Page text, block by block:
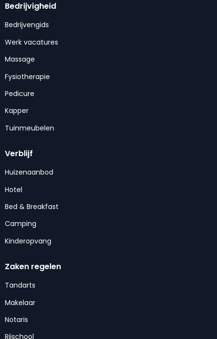
Bedrijvigheid
Bedrijvengids
Werk vacatures
Massage
Fysiotherapie
Pedicure
Kapper
Tuinmeubelen
Verblijf
Huizenaanbod
Hotel
Bed & Breakfast
Camping
Kinderopvang
Zaken regelen
Tandarts
Makelaar
Notaris
Rijschool